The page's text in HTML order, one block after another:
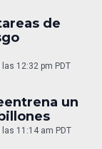
de
12:32 pm PDT
un
11:14 am PDT